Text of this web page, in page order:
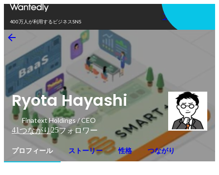
400万人が利用するビジネスSNS
アプリを使う
Ryota Hayashi
Finatext Holdings / CEO
41つながり 25フォロワー
プロフィール ストーリー 性格 つながり